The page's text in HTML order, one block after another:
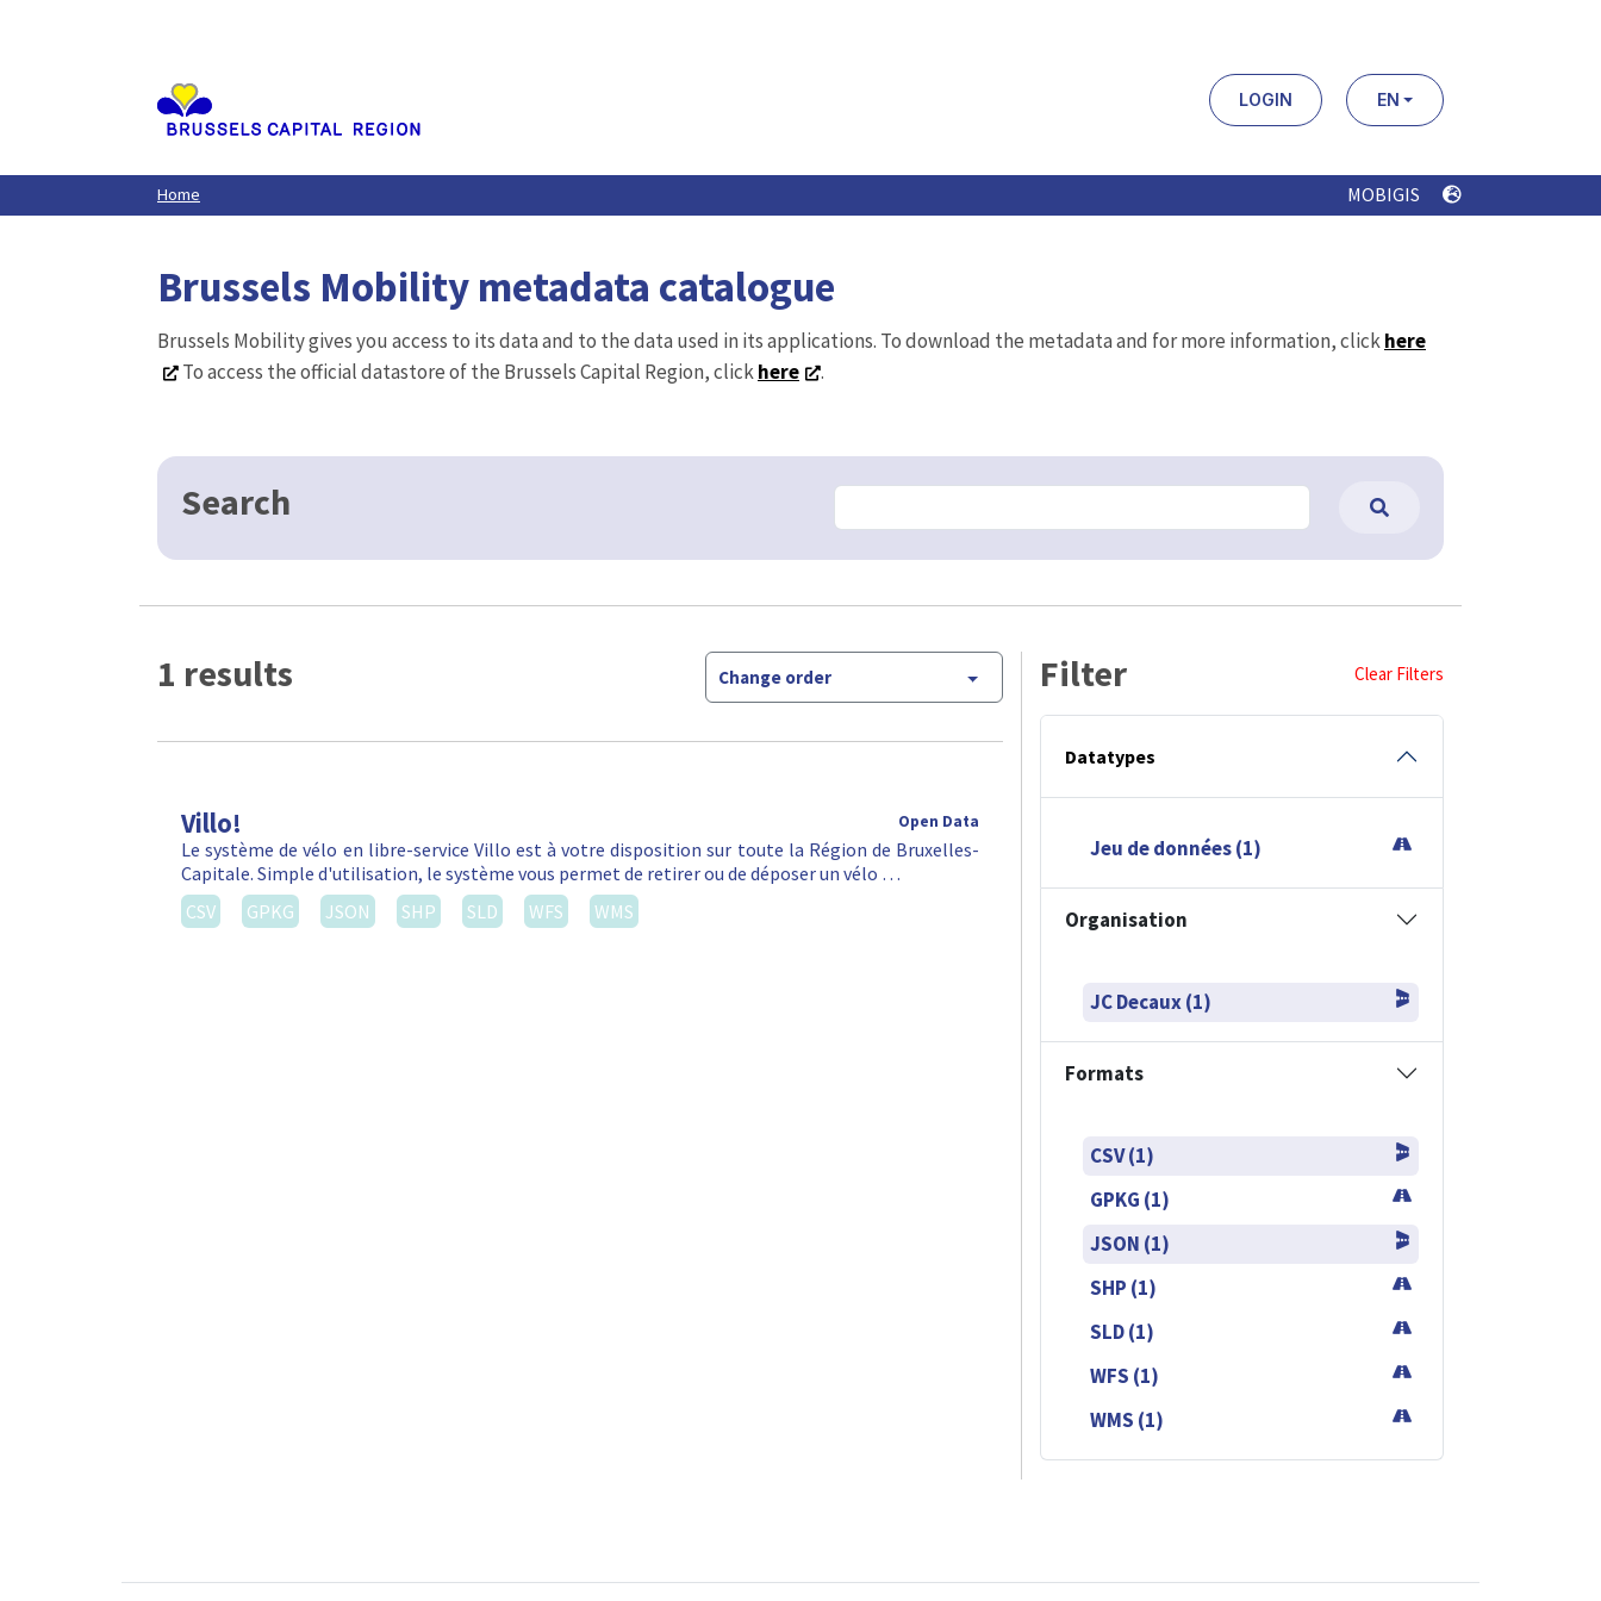
LOGIN EN
Home MOBIGIS
Brussels Mobility metadata catalogue
Brussels Mobility gives you access to its data and to the data used in its applications. To download the metadata and for more information, clickhere
To access the official datastore of the Brussels Capital Region, clickhere .
Search
1 results Change order
Villo! Open Data
Le système de vélo en libre-service Villo est à votre disposition sur toute la Région de Bruxelles-
Capitale. Simple d'utilisation, le système vous permet de retirer ou de déposer un vélo …
CSV
GPKG JSON SHP SLD WFS WMS
Filter Clear Filters
Datatypes
Jeu de données (1)
Organisation
JC Decaux (1)
Formats
CSV (1)
GPKG (1)
JSON (1)
SHP (1)
SLD (1)
WFS (1)
WMS (1)